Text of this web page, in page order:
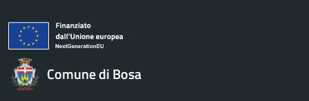
Comune di Bosa